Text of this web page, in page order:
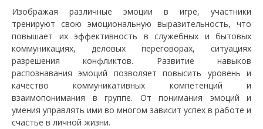
Изображая различные эмоции в игре, участники
тренируют свою эмоциональную выразительность, что
повышает их эффективность в служебных и бытовых
коммуникациях, деловых переговорах, ситуациях
разрешения конфликтов. Развитие навыков
распознавания эмоций позволяет повысить уровень и
качество коммуникативных компетенций и
взаимопонимания в группе. От понимания эмоций и
умения управлять ими во многом зависит успех в работе и
счастье в личной жизни.